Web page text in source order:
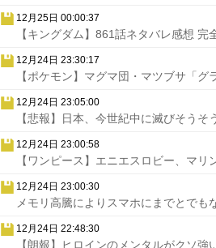
12月25日 00:00:37
【キングダム】861話ネタバレ感想 完
12月24日 23:30:17
【ポケモン】マグマ団・マツブサ「グ
12月24日 23:05:00
【悲報】日本、今世紀中に滅びそうそ
12月24日 23:00:58
【ワンピース】エニエスロビー、マリ
12月24日 23:00:30
メモリ高騰によりスマホにまでとでも
12月24日 22:48:30
【朗報】ヒロインのメンタルがクソ強